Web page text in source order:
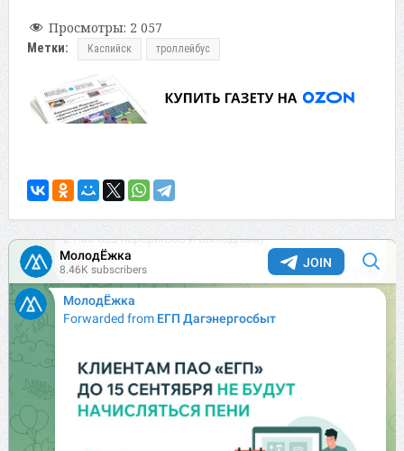
Просмотры: 2 057
Метки: Каспийск троллейбус